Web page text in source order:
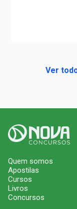
Ver
Quem somos
Apostilas
Cursos
Livros
Concursos